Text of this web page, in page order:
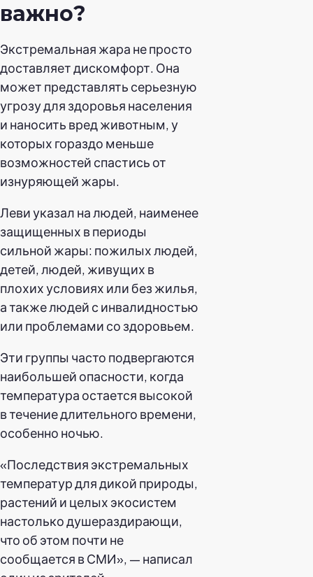
важно?
Экстремальная жара не просто
доставляет дискомфорт. Она
может представлять серьезную
угрозу для здоровья населения
и наносить вред животным, у
которых гораздо меньше
возможностей спастись от
изнуряющей жары.
Леви указал на людей, наименее
защищенных в периоды
сильной жары: пожилых людей,
детей, людей, живущих в
плохих условиях или без жилья,
а также людей с инвалидностью
или проблемами со здоровьем.
Эти группы часто подвергаются
наибольшей опасности, когда
температура остается высокой
в течение длительного времени,
особенно ночью.
«Последствия экстремальных
температур для дикой природы,
растений и целых экосистем
настолько душераздирающи,
что об этом почти не
сообщается в СМИ», — написал